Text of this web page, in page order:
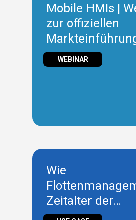
Mobile HMIs |
zur offiziellen
Serie
WEBINAR
Wie
Zeitalter der
Digitalisierung